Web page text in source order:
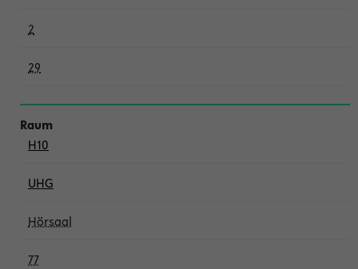
2
29
H10
UHG
Hörsaal
77